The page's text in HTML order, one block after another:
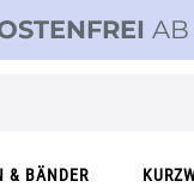
AB
& BÄNDER